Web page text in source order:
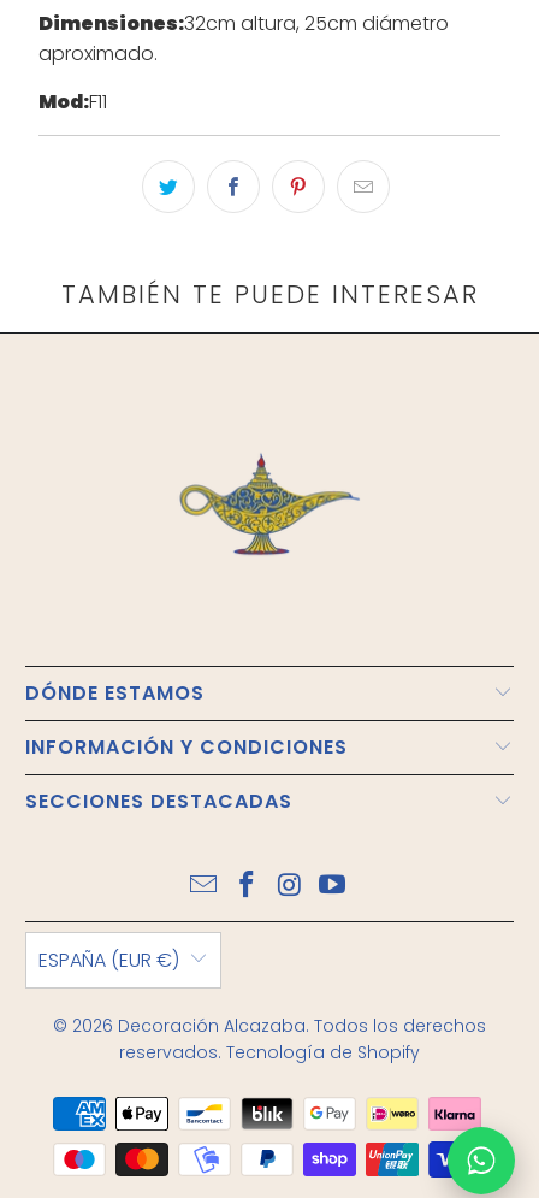
Dimensiones:32cm altura, 25cm diámetro
aproximado.
Mod:F11
TAMBIÉN TE PUEDE INTERESAR
DÓNDE ESTAMOS
INFORMACIÓN Y CONDICIONES
SECCIONES DESTACADAS
ESPAÑA (EUR €)
© 2026 Decoración Alcazaba. Todos los derechos
reservados. Tecnología de Shopify